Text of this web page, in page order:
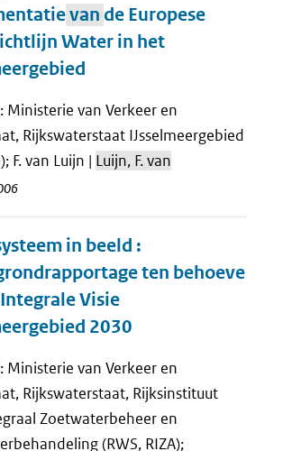
van de Europese
Water in het
Ministerie van Verkeer en
Rijkswaterstaat IJsselmeergebied
F. van Luijn | Luijn, F. van
in beeld :
ten behoeve
Visie
2030
Ministerie van Verkeer en
Rijkswaterstaat, Rijksinstituut
Zoetwaterbeheer en
(RWS, RIZA);